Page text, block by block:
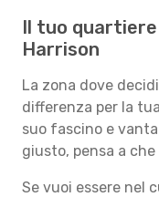
Il tuo
Harrison
La zona dove
differenza per la
suo fascino e
giusto, pensa a
Se vuoi essere nel